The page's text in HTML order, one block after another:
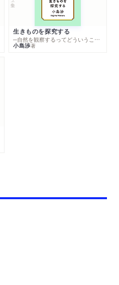
生きものを探究する
─自然を観察するってどういうこと？
小島渉著